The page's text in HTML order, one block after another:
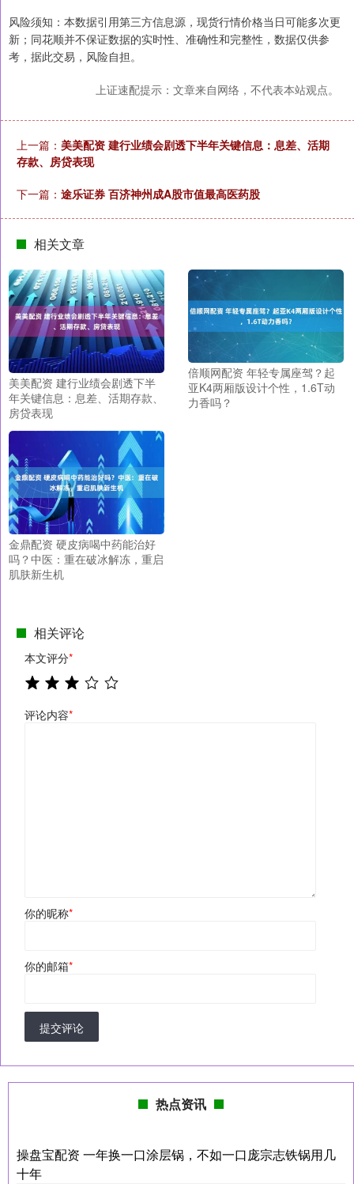
风险须知：本数据引用第三方信息源，现货行情价格当日可能多次更
新；同花顺并不保证数据的实时性、准确性和完整性，数据仅供参
考，据此交易，风险自担。
上证速配提示：文章来自网络，不代表本站观点。
上一篇： 美美配资 建行业绩会剧透下半年关键信息：息差、活期
存款、房贷表现
下一篇： 途乐证券 百济神州成A股市值最高医药股
相关文章
美美配资 建行业绩会剧透下半
年关键信息：息差、活期存款、
房贷表现
倍顺网配资 年轻专属座驾？起
亚K4两厢版设计个性，1.6T动
力香吗？
金鼎配资 硬皮病喝中药能治好
吗？中医：重在破冰解冻，重启
肌肤新生机
相关评论
本文评分*
评论内容*
你的昵称*
你的邮箱*
提交评论
热点资讯
操盘宝配资 一年换一口涂层锅，不如一口庞宗志铁锅用几
十年